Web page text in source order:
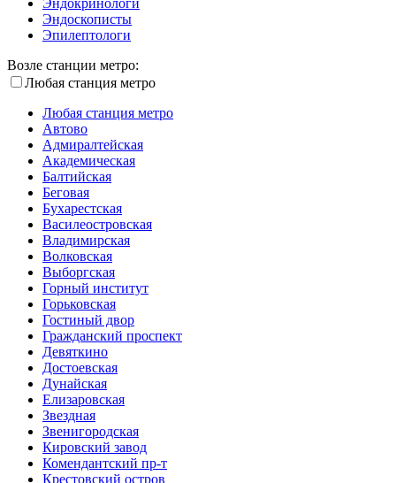
Эндоскописты
Эпилептологи
Возле станции метро:
Любая станция метро
Любая станция метро
Автово
Адмиралтейская
Академическая
Балтийская
Беговая
Бухарестская
Василеостровская
Владимирская
Волковская
Выборгская
Горный институт
Горьковская
Гостиный двор
Гражданский проспект
Девяткино
Достоевская
Дунайская
Елизаровская
Звездная
Звенигородская
Кировский завод
Комендантский пр-т
Крестовский остров